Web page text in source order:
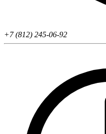
+7 (812) 245-06-92